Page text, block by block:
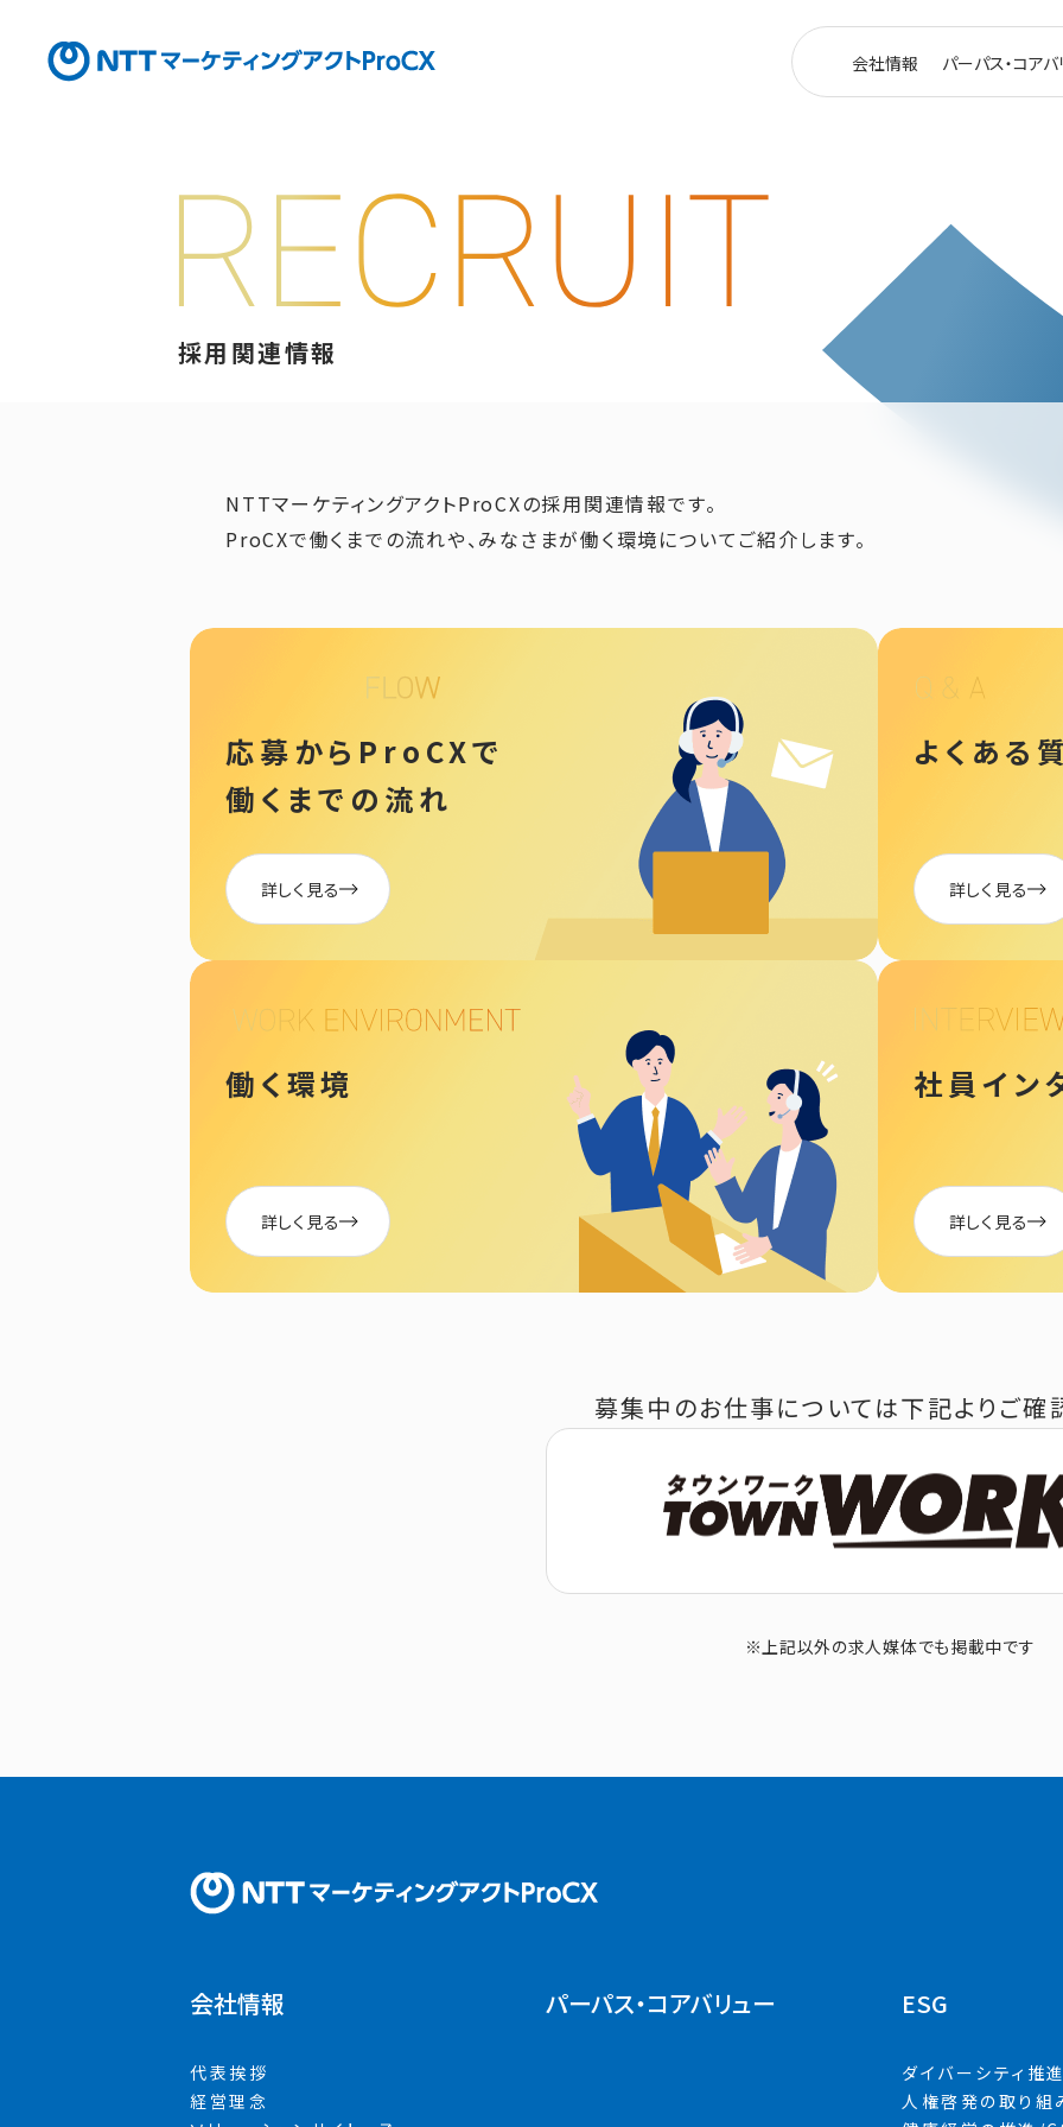
会社情報 パーパス・コア
採用関連情報
採用関連情報
NTTマーケティングアクトProCXの採用関連情報です。
ProCXで働くまでの流れや、みなさまが働く環境についてご紹介します。
応募からProCXで
働く までの流れ
詳しく見る
よくある
詳しく見る
働く環境
詳しく見る
社員イン
詳しく見る
募集中のお仕事については下記よりご確
※上記以外の求人媒体でも掲載中です
NTTマーケティングアクトProCX
会社情報
代表挨拶
経営理念
パーパス・コアバリュー ESG
ダイバーシティ推
人権啓発の取り組